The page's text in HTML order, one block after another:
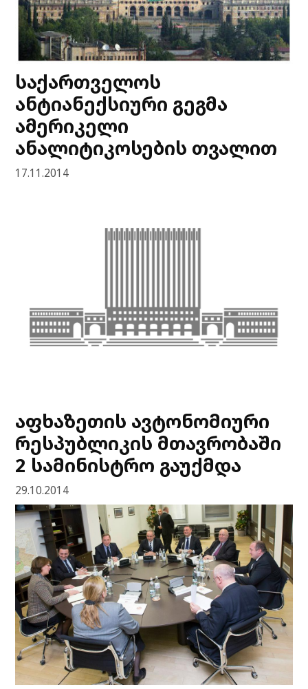
საქართველოს
ანტიანექსიური გეგმა
ამერიკელი
ანალიტიკოსების თვალით
17.11.2014
აფხაზეთის ავტონომიური
რესპუბლიკის მთავრობაში
2 სამინისტრო გაუქმდა
29.10.2014